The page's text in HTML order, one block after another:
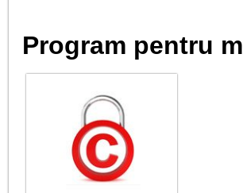
Program pentru